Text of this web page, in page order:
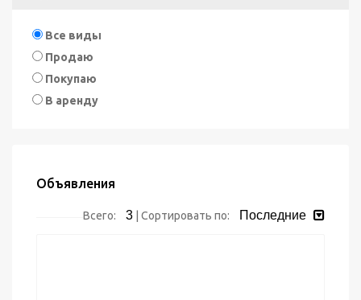
Все виды
Продаю
Покупаю
В аренду
Объявления
Всего: 3 Сортировать по: Последние